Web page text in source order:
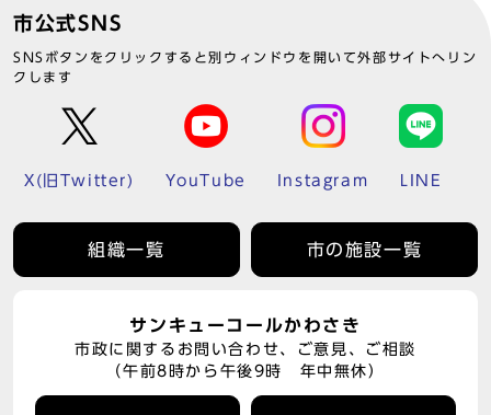
市公式SNS
SNSボタンをクリックすると別ウィンドウを開いて外部サイトへリン
クします
X(旧Twitter) YouTube Instagram LINE
組織一覧 市の施設一覧
サンキューコールかわさき
市政に関するお問い合わせ、ご意見、ご相談
（午前8時から午後9時 年中無休）